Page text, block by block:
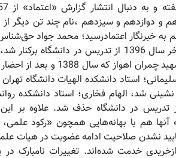
و دوازدهم و سیزدهم ،نام چند تن دیگر از
به خبرنگار اعتمادرسید؛ محمد جواد
دانشگاه آزاد که اواخر سال 1396 از تدریس
اجتماعی دانشگاه شهید
شد، الهام فخاری؛ استاد دانشکده
دهه 1390 از تدریس در دانشگاه حذف شد.
آنها هم با بهانه‌هایی همچون «رکود
نشدن صلاحیت ادامه عضویت در هیات علمی